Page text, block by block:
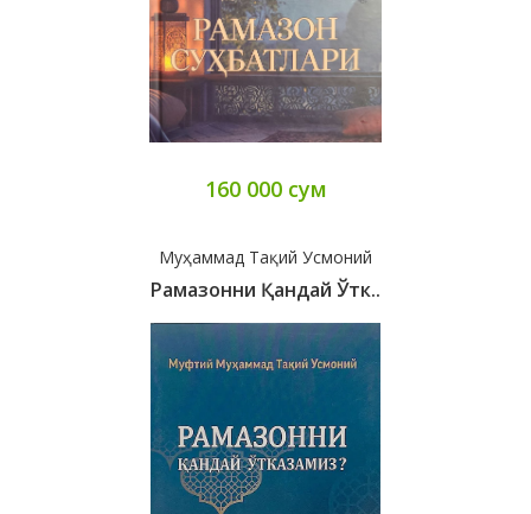
160 000 сум
Муҳаммад Тақий Усмоний
Рамазонни Қандай Ўтк..